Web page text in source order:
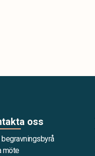
oss
begravningsbyrå
möte